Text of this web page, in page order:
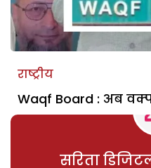
राष्ट्रीय
Waqf Board : अब
सरिता